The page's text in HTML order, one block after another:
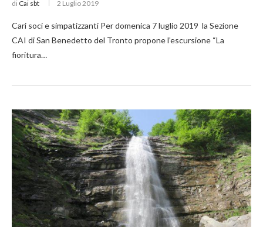
di Cai sbt 2 Luglio 2019
Cari soci e simpatizzanti Per domenica 7 luglio 2019 la Sezione
CAI di San Benedetto del Tronto propone l’escursione “La
fioritura…